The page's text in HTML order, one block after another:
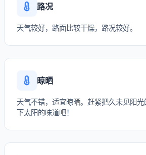
路况
天气较好，路面比较干燥，路况较好。
晾晒
天气不错，适宜晾晒。赶紧把久未见阳
下太阳的味道吧！